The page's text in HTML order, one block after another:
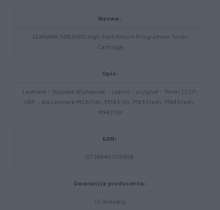
Nazwa:
LEXMARK 55B2H00 High Yield Return Programme Toner
Cartridge
Opis:
Lexmark - Wysoka Wydajność - czarny - oryginał - Toner LCCP,
LRP - dla Lexmark MS331dn, MS431dn, MX331adn, MX431adn,
MX431dn
EAN:
0734646709958
Gwarancja producenta:
12 miesięcy